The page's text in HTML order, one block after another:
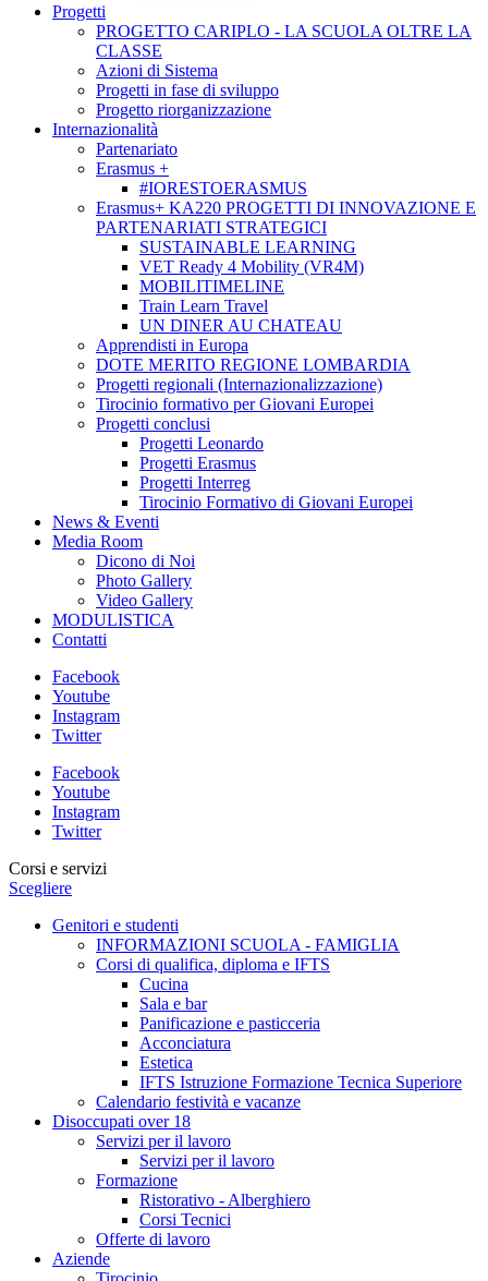
Progetti
PROGETTO CARIPLO - LA SCUOLA OLTRE LA
CLASSE
Azioni di Sistema
Progetti in fase di sviluppo
Progetto riorganizzazione
Internazionalità
Partenariato
Erasmus +
#IORESTOERASMUS
Erasmus+ KA220 PROGETTI DI INNOVAZIONE E
PARTENARIATI STRATEGICI
SUSTAINABLE LEARNING
VET Ready 4 Mobility (VR4M)
MOBILITIMELINE
Train Learn Travel
UN DINER AU CHATEAU
Apprendisti in Europa
DOTE MERITO REGIONE LOMBARDIA
Progetti regionali (Internazionalizzazione)
Tirocinio formativo per Giovani Europei
Progetti conclusi
Progetti Leonardo
Progetti Erasmus
Progetti Interreg
Tirocinio Formativo di Giovani Europei
News & Eventi
Media Room
Dicono di Noi
Photo Gallery
Video Gallery
MODULISTICA
Contatti
Facebook
Youtube
Instagram
Twitter
Facebook
Youtube
Instagram
Twitter
Corsi e servizi
Scegliere
Genitori e studenti
INFORMAZIONI SCUOLA - FAMIGLIA
Corsi di qualifica, diploma e IFTS
Cucina
Sala e bar
Panificazione e pasticceria
Acconciatura
Estetica
IFTS Istruzione Formazione Tecnica Superiore
Calendario festività e vacanze
Disoccupati over 18
Servizi per il lavoro
Servizi per il lavoro
Formazione
Ristorativo - Alberghiero
Corsi Tecnici
Offerte di lavoro
Aziende